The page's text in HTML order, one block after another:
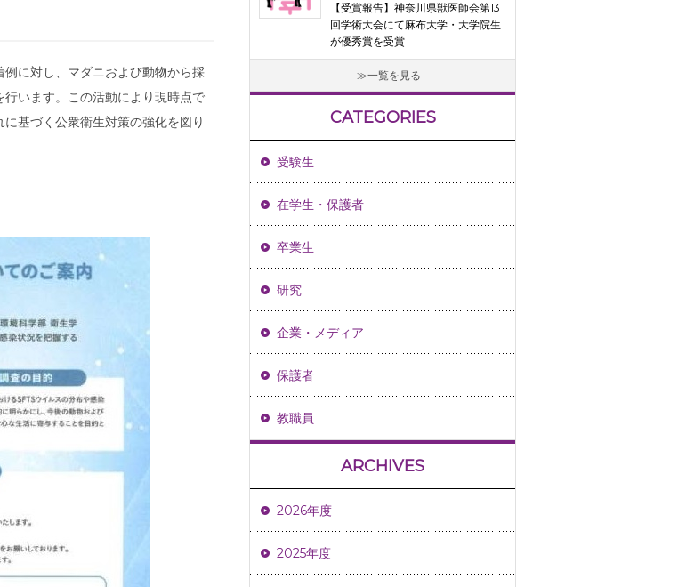
に対し、マダニおよび動物から採
います。この活動により現時点で
基づく公衆衛生対策の強化を図り
【受賞報告】神奈川県獣医師会第13
回学術大会にて麻布大学・大学院生
が優秀賞を受賞
一覧を見る
CATEGORIES
受験生
在学生・保護者
卒業生
研究
企業・メディア
保護者
教職員
ARCHIVES
2026年度
2025年度